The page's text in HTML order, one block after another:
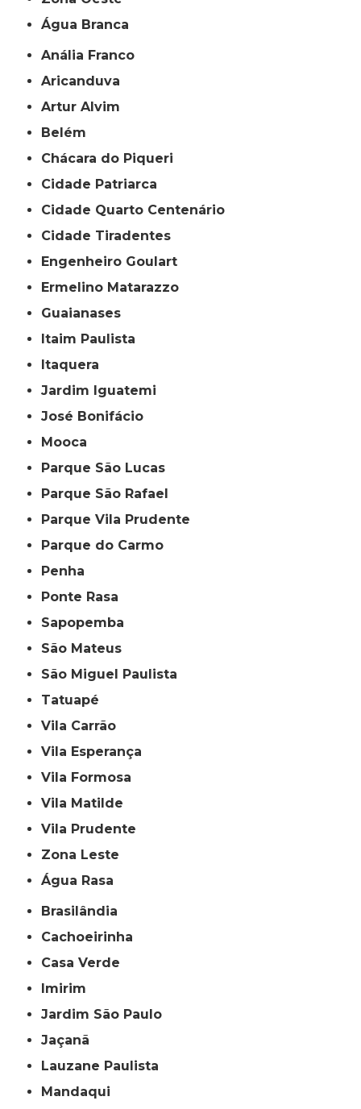
Água Branca
Anália Franco
Aricanduva
Artur Alvim
Belém
Chácara do Piqueri
Cidade Patriarca
Cidade Quarto Centenário
Cidade Tiradentes
Engenheiro Goulart
Ermelino Matarazzo
Guaianases
Itaim Paulista
Itaquera
Jardim Iguatemi
José Bonifácio
Mooca
Parque São Lucas
Parque São Rafael
Parque Vila Prudente
Parque do Carmo
Penha
Ponte Rasa
Sapopemba
São Mateus
São Miguel Paulista
Tatuapé
Vila Carrão
Vila Esperança
Vila Formosa
Vila Matilde
Vila Prudente
Zona Leste
Água Rasa
Brasilândia
Cachoeirinha
Casa Verde
Imirim
Jardim São Paulo
Jaçanã
Lauzane Paulista
Mandaqui